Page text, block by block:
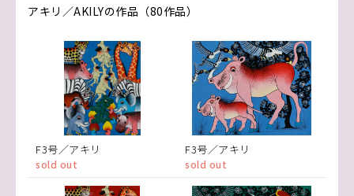
アキリ／AKILYの作品（80作品）
F3号／アキリ
sold out
F3号／アキリ
sold out